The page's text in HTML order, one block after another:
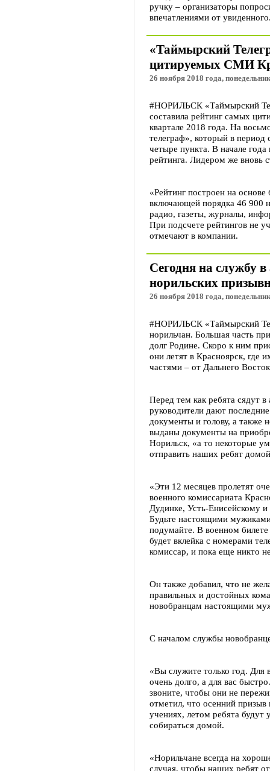
ручку – организаторы
впечатлениями от
«Таймырский
цитируемых СМИ
26 ноября 2018 года,
#НОРИЛЬСК «Таймырский
составила рейтинг самых
квартале 2018 года. На
телеграф», который в период
четыре пункта. В начале
рейтинга. Лидером же вновь
«Рейтинг построен на
включающей порядка 46 900
радио, газеты, журналы,
При подсчете рейтингов не
отмечают в компании.
Сегодня на службу
норильских
26 ноября 2018 года,
#НОРИЛЬСК «Таймырский
норильчан. Большая часть
долг Родине. Скоро к ним
они летят в Красноярск, где
частями – от Дальнего
Перед тем как ребята сядут в
руководители дают
документы и голову, а также
выданы документы на
Норильск, «а то некоторые
отправить наших ребят
«Эти 12 месяцев пролетят
военного комиссариата
Дудинке, Усть-Енисейскому
Будьте настоящими
подумайте. В военном билете
будет вклейка с номерами
комиссар, и пока еще никто
Он также добавил, что не
правильных и достойных
новобранцам настоящими
С началом службы
«Вы служите только год. Для
очень долго, а для вас
звоните, чтобы они не
отметил, что осенний
учениях, летом ребята
собираться домой.
«Норильчане всегда на
случая, чтобы наших ребят